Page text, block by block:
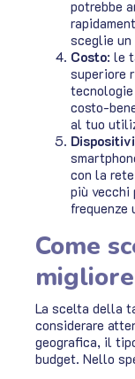
potrebbe
sceglie un
Costo: le
superiore
costo-
al tuo
con la
più vecchi
Come
migliore
La scelta della
considerare
geografica, il
budget. Nello